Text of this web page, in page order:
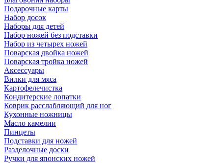
Подарочные карты
Набор досок
Наборы для детей
Набор ножей без подставки
Набор из четырех ножей
Поварская двойка ножей
Поварская тройка ножей
Аксессуары
Вилки для мяса
Картофелечистка
Кондитерские лопатки
Коврик расслабляющий для ног
Кухонные ножницы
Масло камелии
Пинцеты
Подставки для ножей
Разделочные доски
Ручки для японских ножей